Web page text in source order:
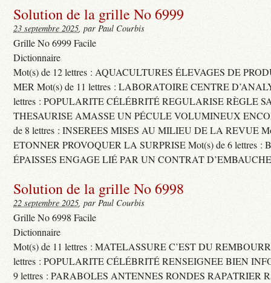
Solution de la grille No 6999
23 septembre 2025, par Paul Courbis
Grille No 6999 Facile
Dictionnaire
Mot(s) de 12 lettres : AQUACULTURES ÉLEVAGES DE
MER Mot(s) de 11 lettres : LABORATOIRE CENTRE
lettres : POPULARITE CÉLÉBRITÉ REGULARISE RÈGLE
THESAURISE AMASSE UN PÉCULE VOLUMINEUX
de 8 lettres : INSEREES MISES AU MILIEU DE LA REVUE
ETONNER PROVOQUER LA SURPRISE Mot(s) de 6 lettres :
ÉPAISSES ENGAGE LIÉ PAR UN CONTRAT
Solution de la grille No 6998
22 septembre 2025, par Paul Courbis
Grille No 6998 Facile
Dictionnaire
Mot(s) de 11 lettres : MATELASSURE C’EST DU
lettres : POPULARITE CÉLÉBRITÉ RENSEIGNEE BIEN
9 lettres : PARABOLES ANTENNES RONDES RAPATRIER